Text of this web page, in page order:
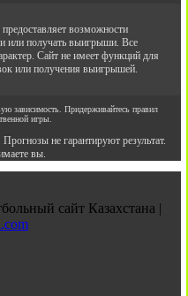
возможности
или получать выигрыши. Все
Сайт не имеет функций для
или получения выигрышей.
зависимость. Придерживайтесь правил
игры.
не гарантируют результат.
вы.
сайт Казахстана |